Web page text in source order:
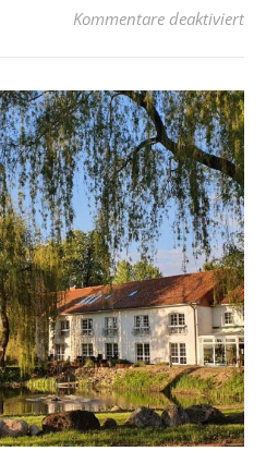
Kommentare deaktiviertfür